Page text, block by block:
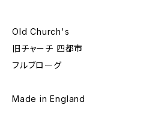
Old Church's
旧チャーチ 四都市
フルブローグ
Made in England